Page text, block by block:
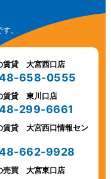
。
賃貸 大宮西口店
658-0555
賃貸 東川口店
299-6661
賃貸 大宮西口情報セン
662-9928
売買 大宮東口店